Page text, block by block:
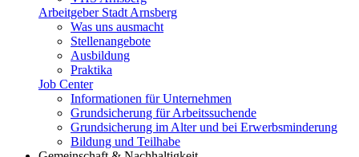
Arbeitgeber Stadt Arnsberg
Was uns ausmacht
Stellenangebote
Ausbildung
Praktika
Job Center
Informationen für Unternehmen
Grundsicherung für Arbeitssuchende
Grundsicherung im Alter und bei Erwerbsminderung
Bildung und Teilhabe